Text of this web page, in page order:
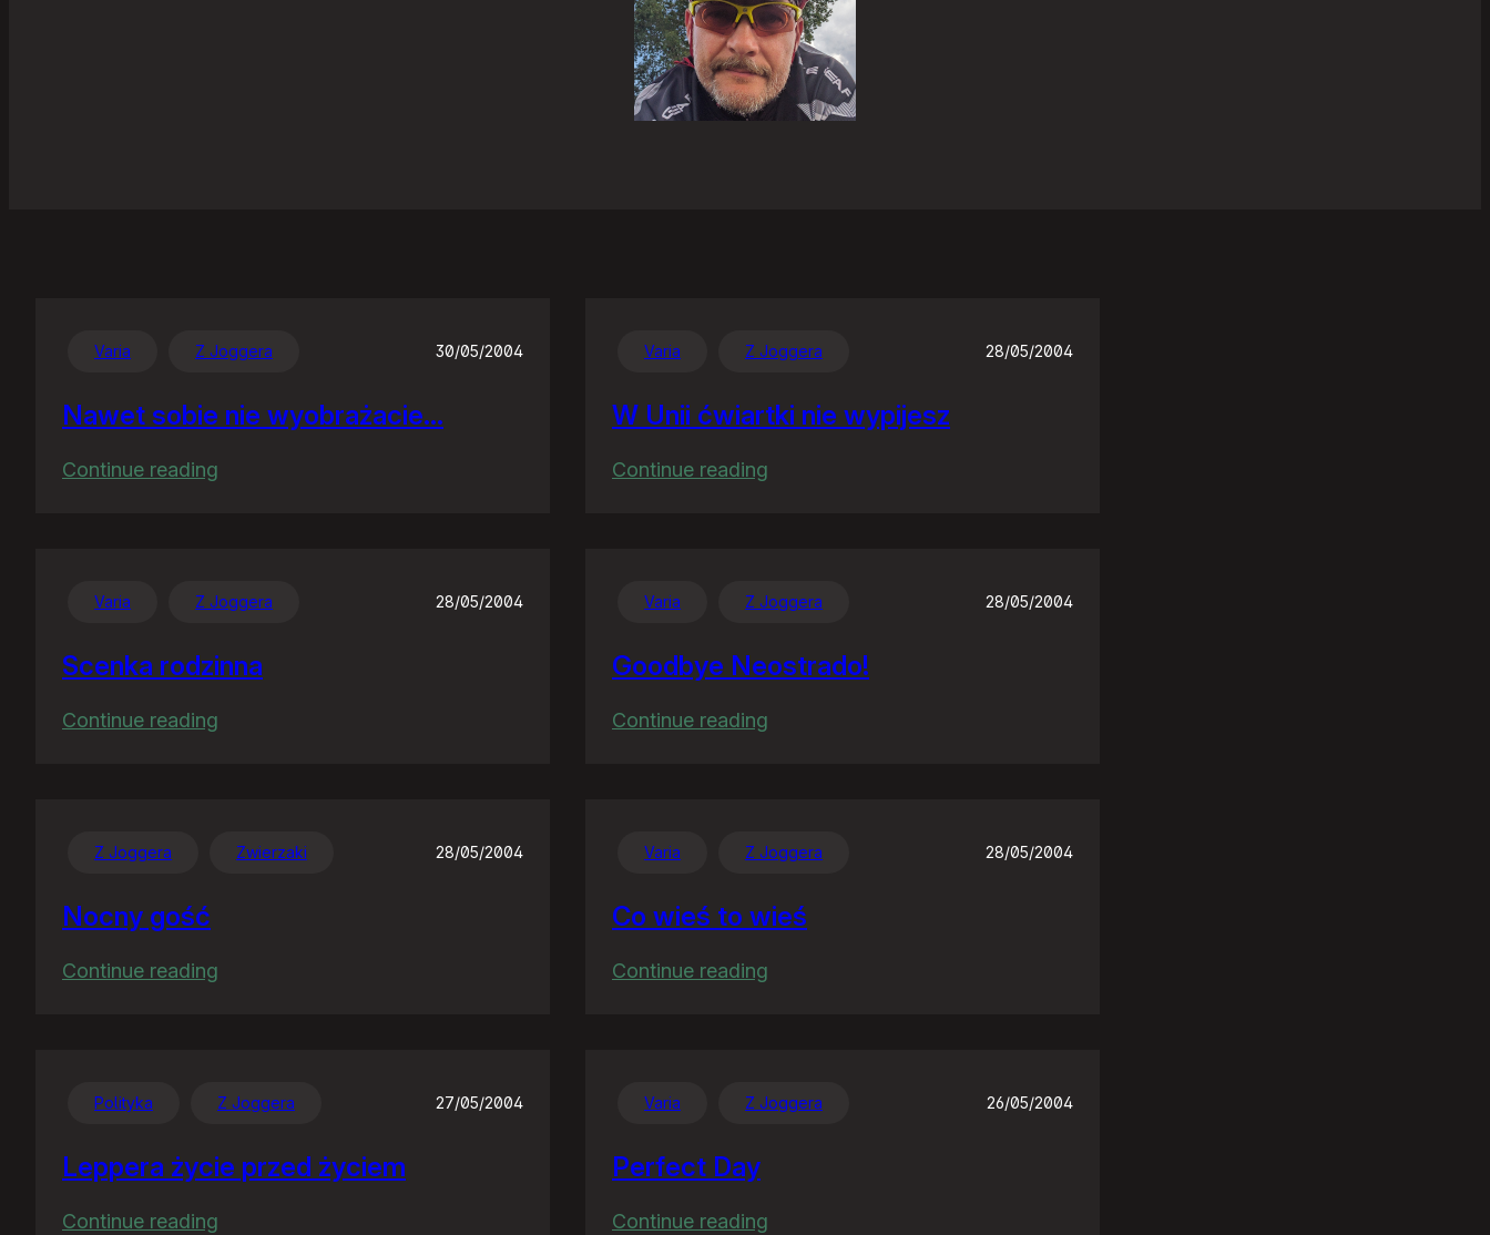
Varia Z Joggera 30/05/2004
Nawet sobie nie wyobrażacie…
Continue reading
wyobrażacie…
Varia Z Joggera 28/05/2004
W Unii ćwiartki nie wypijesz
Continue reading
nie
Varia Z Joggera 28/05/2004
Scenka rodzinna
Continue reading
Varia Z Joggera 28/05/2004
Goodbye Neostrado!
Continue reading
Z Joggera Zwierzaki 28/05/2004
Nocny gość
Continue reading
Varia Z Joggera 28/05/2004
Co wieś to wieś
Continue reading
wieś
Polityka Z Joggera 27/05/2004
Leppera życie przed życiem
Continue reading
Varia Z Joggera 26/05/2004
Perfect Day
Continue reading